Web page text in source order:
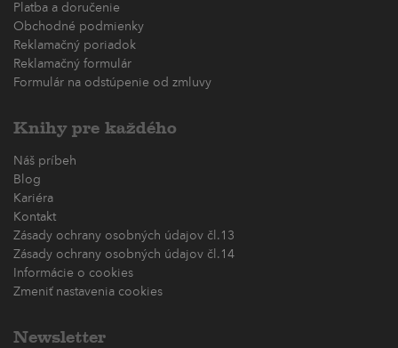
Platba a doručenie
Obchodné podmienky
Reklamačný poriadok
Reklamačný formulár
Formulár na odstúpenie od zmluvy
Knihy pre každého
Náš príbeh
Blog
Kariéra
Kontakt
Zásady ochrany osobných údajov čl.13
Zásady ochrany osobných údajov čl.14
Informácie o cookies
Zmeniť nastavenia cookies
Newsletter